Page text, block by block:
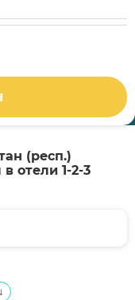
(респ.)
отели 1-2-3
↓